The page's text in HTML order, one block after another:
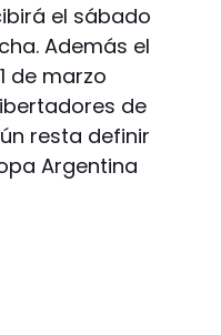
el sábado
Además el
de marzo
de
resta definir
Argentina